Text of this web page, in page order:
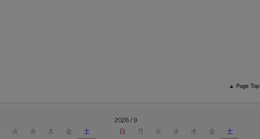
▲ Page Top
火 水 木 金
土
2026 / 9
日
月 火 水 木 金
土